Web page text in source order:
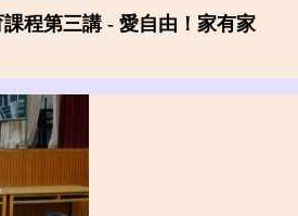
課程第三講 - 愛自由！家有家